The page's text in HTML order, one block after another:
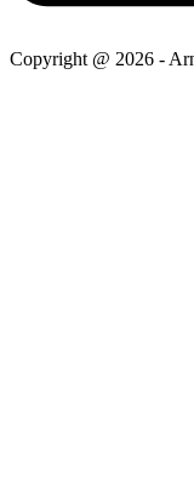
Copyright @ 2026 -